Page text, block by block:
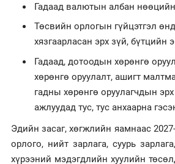
Гадаад валютын албан
Төсвийн орлогын гүйцэтгэл
хязгаарласан эрх зүй, бүтцийн
Гадаад, дотоодын хөрөнгө
хөрөнгө оруулалт, ашигт
гадны хөрөнгө оруулагчдын
ажлуудад тус, тус анхаарна
Эдийн засаг, хөгжлийн яамнаас
орлого, нийт зарлага, суурь
хүрээний мэдэгдлийн хуулийн